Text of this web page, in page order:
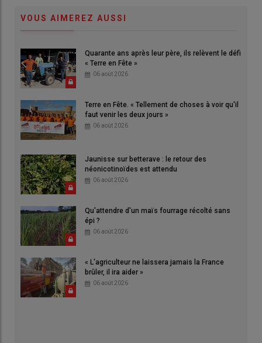
VOUS AIMEREZ AUSSI
Quarante ans après leur père, ils relèvent le défi
« Terre en Fête »
06 août 2026
Terre en Fête. « Tellement de choses à voir qu'il
faut venir les deux jours »
06 août 2026
Jaunisse sur betterave : le retour des
néonicotinoïdes est attendu
06 août 2026
Qu'attendre d'un maïs fourrage récolté sans
épi ?
06 août 2026
« L'agriculteur ne laissera jamais la France
brûler, il ira aider »
06 août 2026